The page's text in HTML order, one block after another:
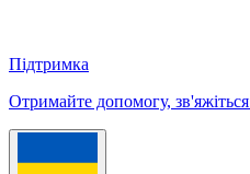
Підтримка
Отримайте допомогу,